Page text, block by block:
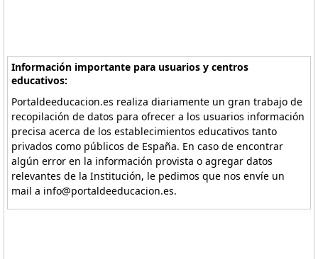
Información importante para usuarios y centros
educativos:
Portaldeeducacion.es realiza diariamente un gran trabajo de
recopilación de datos para ofrecer a los usuarios información
precisa acerca de los establecimientos educativos tanto
privados como públicos de España. En caso de encontrar
algún error en la información provista o agregar datos
relevantes de la Institución, le pedimos que nos envíe un
mail a info@portaldeeducacion.es.